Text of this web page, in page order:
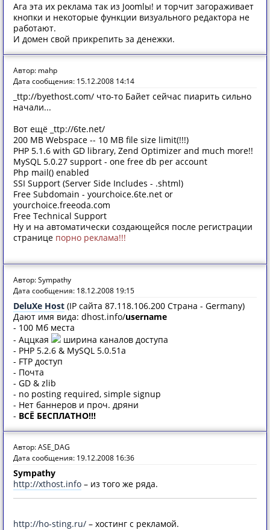
Ага эта их реклама так из Joomlы! и торчит загораживает
кнопки и некоторые функции визуального редактора не
работают.
И домен свой прикрепить за денежки.
Автор: mahp
Дата сообщения: 15.12.2008 14:14
_ttp://byethost.com/ что-то Байет сейчас пиарить сильно
начали...
Вот ещё _ttp://6te.net/
200 MB Webspace -- 10 MB file size limit(!!!)
PHP 5.1.6 with GD library, Zend Optimizer and much more!!
MySQL 5.0.27 support - one free db per account
Php mail() enabled
SSI Support (Server Side Includes - .shtml)
Free Subdomain - yourchoice.6te.net or
yourchoice.freeoda.com
Free Technical Support
Ну и на автоматически создающейся после регистрации
странице порно реклама!!!
Автор: Sympathy
Дата сообщения: 18.12.2008 19:15
DeluXe Host (IP сайта 87.118.106.200 Страна - Germany)
Дают имя вида: dhost.info/username
- 100 Mб места
- Аццкая
ширина каналов доступа
- PHP 5.2.6 & MySQL 5.0.51a
- FTP доступ
- Почта
- GD & zlib
- no posting required, simple signup
- Нет баннеров и проч. дряни
- ВСЁ БЕСПЛАТНО!!!
Автор: ASE_DAG
Дата сообщения: 19.12.2008 16:36
Sympathy
http://xthost.info – из того же ряда.
http://ho-sting.ru/ – хостинг с рекламой.